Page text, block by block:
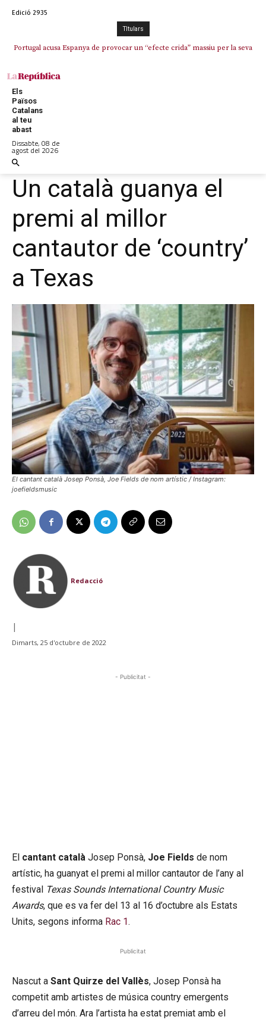
Edició 2935
TItulars
Portugal acusa Espanya de provocar un “efecte crida” massiu per la seva
Els
Països
Catalans
al teu
abast
Dissabte, 08 de
agost del 2026
Un català guanya el
premi al millor
cantautor de ‘country’
a Texas
El cantant català Josep Ponsà, Joe Fields de nom artístic / Instagram:
joefieldsmusic
Redacció
|
Dimarts, 25 d'octubre de 2022
- Publicitat -
El cantant català Josep Ponsà, Joe Fields de nom
artístic, ha guanyat el premi al millor cantautor de l’any al
festival Texas Sounds International Country Music
Awards, que es va fer del 13 al 16 d’octubre als Estats
Units, segons informa Rac 1.
Publicitat
Nascut a Sant Quirze del Vallès, Josep Ponsà ha
competit amb artistes de música country emergents
d’arreu del món. Ara l’artista ha estat premiat amb el